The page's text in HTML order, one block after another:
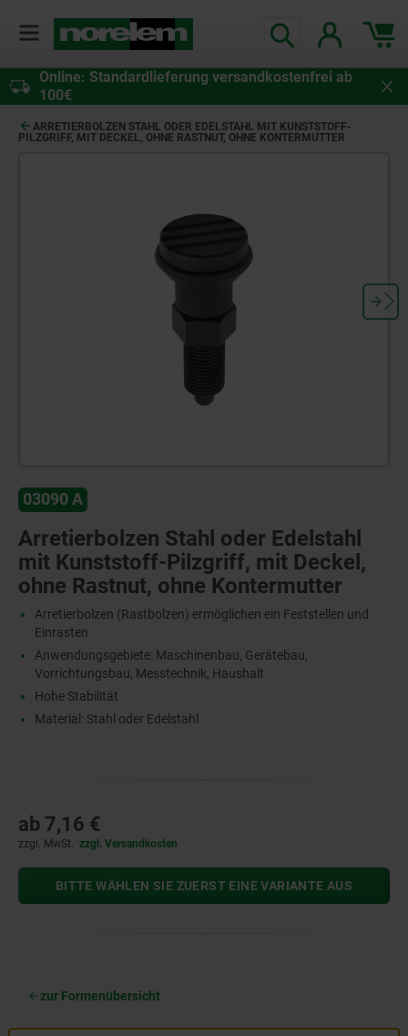
Online: Standardlieferung versandkostenfrei ab
100€
ARRETIERBOLZEN STAHL ODER EDELSTAHL MIT KUNSTSTOFF-
PILZGRIFF, MIT DECKEL, OHNE RASTNUT, OHNE KONTERMUTTER
03090 A
Arretierbolzen Stahl oder Edelstahl
mit Kunststoff-Pilzgriff, mit Deckel,
ohne Rastnut, ohne Kontermutter
Arretierbolzen (Rastbolzen) ermöglichen ein Feststellen und
Einrasten
Anwendungsgebiete: Maschinenbau, Gerätebau,
Vorrichtungsbau, Messtechnik, Haushalt
Hohe Stabilität
Material: Stahl oder Edelstahl
ab 7,16 €
zzgl. MwSt. zzgl. Versandkosten
BITTE WÄHLEN SIE ZUERST EINE VARIANTE AUS
zur Formenübersicht